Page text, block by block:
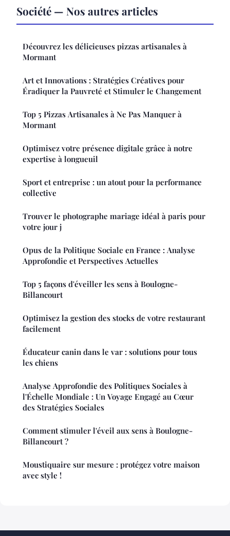
Société — Nos autres articles
Découvrez les délicieuses pizzas artisanales à
Mormant
Art et Innovations : Stratégies Créatives pour
Éradiquer la Pauvreté et Stimuler le Changement
Top 5 Pizzas Artisanales à Ne Pas Manquer à
Mormant
Optimisez votre présence digitale grâce à notre
expertise à longueuil
Sport et entreprise : un atout pour la performance
collective
Trouver le photographe mariage idéal à paris pour
votre jour j
Opus de la Politique Sociale en France : Analyse
Approfondie et Perspectives Actuelles
Top 5 façons d'éveiller les sens à Boulogne-
Billancourt
Optimisez la gestion des stocks de votre restaurant
facilement
Éducateur canin dans le var : solutions pour tous
les chiens
Analyse Approfondie des Politiques Sociales à
l'Échelle Mondiale : Un Voyage Engagé au Cœur
des Stratégies Sociales
Comment stimuler l'éveil aux sens à Boulogne-
Billancourt ?
Moustiquaire sur mesure : protégez votre maison
avec style !